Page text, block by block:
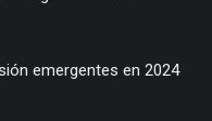
emergentes en 2024